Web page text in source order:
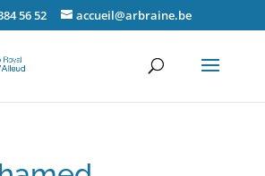
56 52 accueil@arbraine.be